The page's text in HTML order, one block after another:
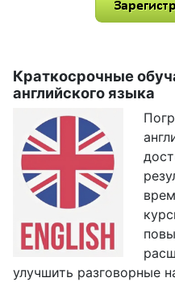
Краткосрочные
английского языка
улучшить разговорные